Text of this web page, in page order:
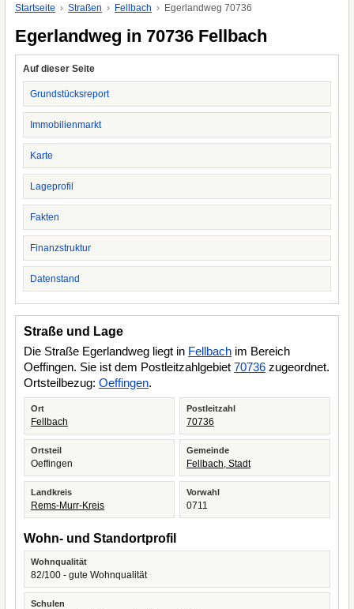
Startseite Straßen Fellbach Egerlandweg 70736
Egerlandweg in 70736 Fellbach
Auf dieser Seite
Grundstücksreport
Immobilienmarkt
Karte
Lageprofil
Fakten
Finanzstruktur
Datenstand
Straße und Lage
Die Straße Egerlandweg liegt in Fellbach im Bereich
Oeffingen. Sie ist dem Postleitzahlgebiet 70736 zugeordnet.
Ortsteilbezug: Oeffingen.
Ort
Fellbach
Postleitzahl
70736
Ortsteil
Oeffingen
Gemeinde
Fellbach, Stadt
Landkreis
Rems-Murr-Kreis
Vorwahl
0711
Wohn- und Standortprofil
Wohnqualität
82/100 - gute Wohnqualität
Schulen